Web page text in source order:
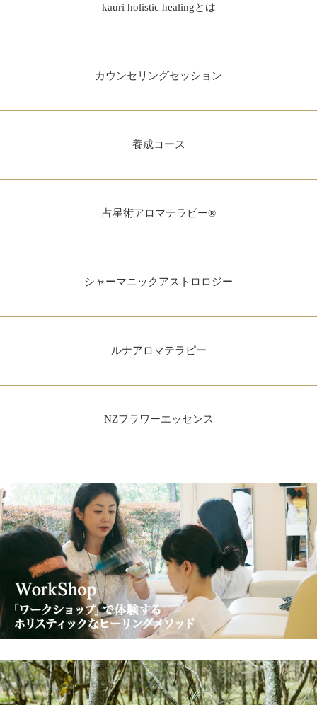
kauri holistic healingとは
カウンセリングセッション
養成コース
占星術アロマテラピー®
シャーマニックアストロロジー
ルナアロマテラピー
NZフラワーエッセンス